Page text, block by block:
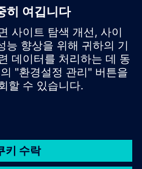
즈 서비스
아보세요.